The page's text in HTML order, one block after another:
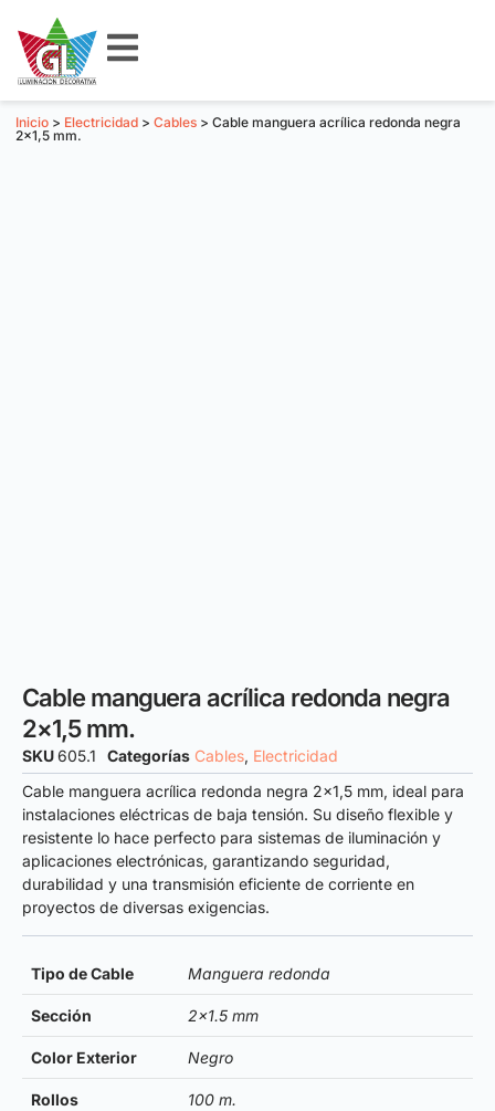
Inicio > Electricidad > Cables > Cable manguera acrílica redonda negra
2×1,5 mm.
Cable manguera acrílica redonda negra
2×1,5 mm.
SKU605.1 Categorías Cables, Electricidad
Cable manguera acrílica redonda negra 2×1,5 mm, ideal para
instalaciones eléctricas de baja tensión. Su diseño flexible y
resistente lo hace perfecto para sistemas de iluminación y
aplicaciones electrónicas, garantizando seguridad,
durabilidad y una transmisión eficiente de corriente en
proyectos de diversas exigencias.
Tipo de Cable Manguera redonda
Sección 2×1.5 mm
Color Exterior Negro
Rollos 100 m.